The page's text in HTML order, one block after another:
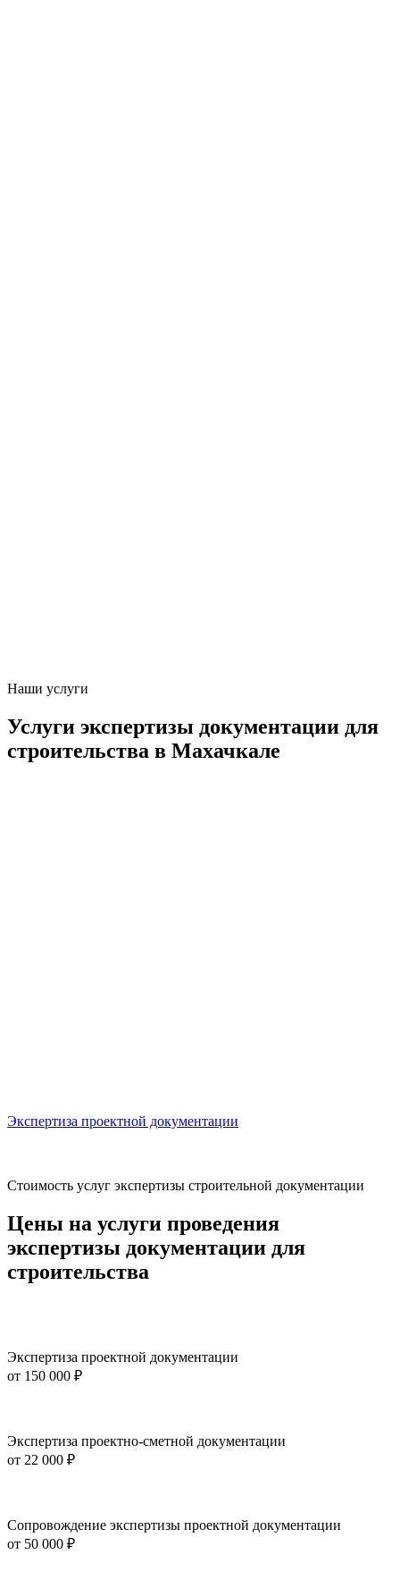
Наши услуги
Услуги экспертизы документации для
строительства в Махачкале
Экспертиза проектной документации
Стоимость услуг экспертизы строительной документации
Цены на услуги проведения
экспертизы документации для
строительства
Экспертиза проектной документации
от 150 000 ₽
Экспертиза проектно-сметной документации
от 22 000 ₽
Сопровождение экспертизы проектной документации
от 50 000 ₽